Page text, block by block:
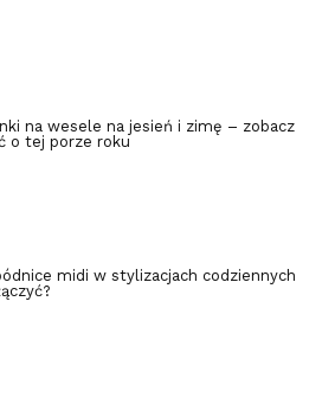
na wesele na jesień i zimę – zobacz
o tej porze roku
midi w stylizacjach codziennych